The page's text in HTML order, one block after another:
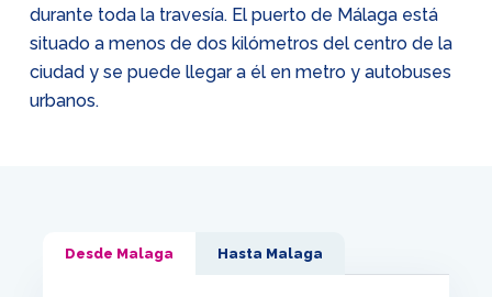
durante toda la travesía. El puerto de Málaga está
situado a menos de dos kilómetros del centro de la
ciudad y se puede llegar a él en metro y autobuses
urbanos.
Desde Malaga Hasta Malaga